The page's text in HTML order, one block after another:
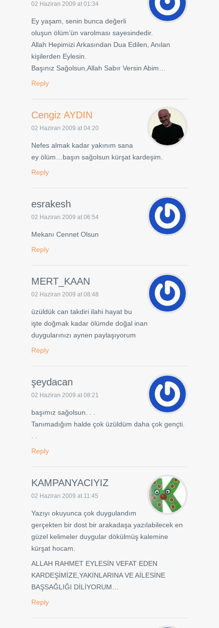
02 Haziran 2009 at 01:34
Ey yaşam, senin bunca değerli
oluşun ölüm’ün varolması sayesindedir.
Allah Hepimizi Arkasından Dua Edilen, Anılan
kişilerden Eylesin.
Başınız Sağolsun,Allah Sabır Versin Abim…
Reply
Cengiz AYDIN
02 Haziran 2009 at 04:20
Nefes almak kadar yakınım sana
ey ölüm…başın sağolsun kürşat kardeşim.
Reply
esrakesh
02 Haziran 2009 at 06:54
Mekanı Cennet Olsun
Reply
MERT_KAAN
02 Haziran 2009 at 08:48
üzüldük can takdiri ilahi hayat bu
işte doğmak kadar ölümde doğal inan
duygularınızı aynen paylaşıyorum
Reply
şeydacan
02 Haziran 2009 at 08:21
başımız sağolsun. . .
Tanımadığım halde çok üzüldüm daha çok gençti.
Reply
KAMPANYACIYIZ
02 Haziran 2009 at 11:45
Yazıyı okuyunca çok duygulandım
gerçekten bir dost bir arakadaşa yazılabilecek en
güzel kelimeler duygular dökülmüş kalemine
kürşat hocam.
ALLAH RAHMET EYLESİN VEFAT EDEN
KARDEŞİMİZE,YAKINLARINA VE AİLESİNE
BAŞSAĞLIĞI DİLİYORUM…
Reply